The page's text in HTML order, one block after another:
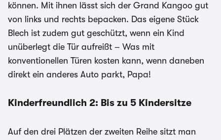
können. Mit ihnen lässt sich der Grand Kangoo gut
von links und rechts bepacken. Das eigene Stück
Blech ist zudem gut geschützt, wenn ein Kind
unüberlegt die Tür aufreißt – Was mit
konventionellen Türen kosten kann, wenn daneben
direkt ein anderes Auto parkt, Papa!
Kinderfreundlich 2: Bis zu 5 Kindersitze
Auf den drei Plätzen der zweiten Reihe sitzt man